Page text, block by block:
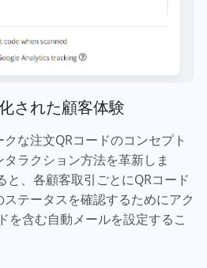
された顧客体験
な注文QRコードのコンセプト
ラクション方法を革新しま
と、各顧客取引ごとにQRコード
テータスを確認するためにアク
を含む自動メールを設定するこ